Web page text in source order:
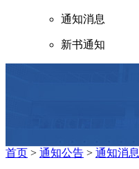
通知消息
新书通知
首页 > 通知公告 > 通知消息